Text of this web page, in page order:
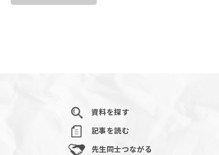
資料を探す
記事を読む
先生同士つながる